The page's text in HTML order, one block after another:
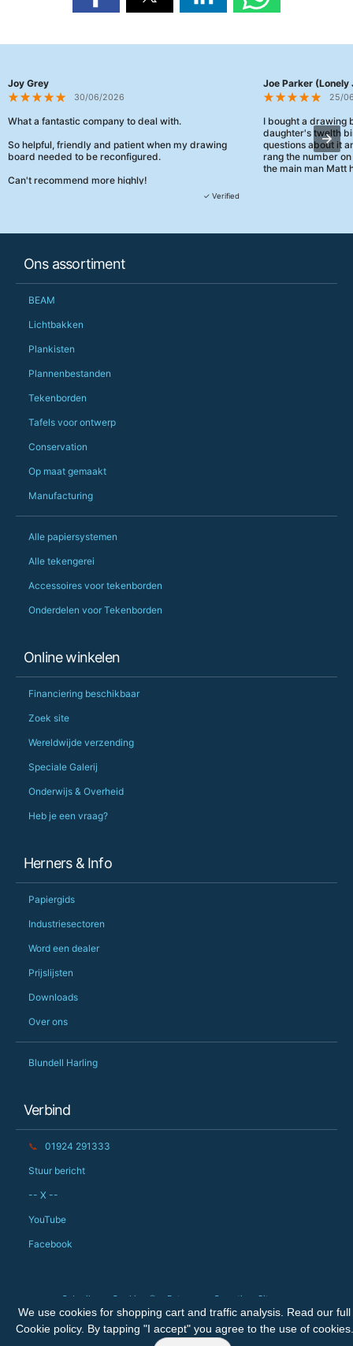
We use cookies for shopping cart and traffic analysis. Read our full
Cookie policy. By tapping "I accept" you agree to the use of cookies.
Joy Grey
30/06/2026
What a fantastic company to deal with.
So helpful, friendly and patient when my drawing
board needed to be reconfigured.
Can't recommend more highly!
✓ Verified
Joe Parker (Lonely
25/
I bought a drawing
daughter's twelth
questions about it
rang the number
the main man Matt
Ons assortiment
BEAM
Lichtbakken
Plankisten
Plannenbestanden
Tekenborden
Tafels voor ontwerp
Conservation
Op maat gemaakt
Manufacturing
Alle papiersystemen
Alle tekengerei
Accessoires voor tekenborden
Onderdelen voor Tekenborden
Online winkelen
Financiering beschikbaar
Zoek site
Wereldwijde verzending
Speciale Galerij
Onderwijs & Overheid
Heb je een vraag?
Herners & Info
Papiergids
Industriesectoren
Word een dealer
Prijslijsten
Downloads
Over ons
Blundell Harling
Verbind
📞 01924 291333
Stuur bericht
-- X --
YouTube
Facebook
Gebruik van Cookies 🍪 Retouren Garantie
Sitemap
Auteursrecht © 2026 The Big Orchard Ltd. Alle rechten voorbehouden.